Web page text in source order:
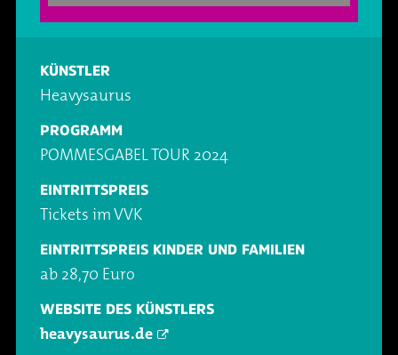
Party
Kafé Klinker
Barrierefreiheit
Kontakt
Downloads
Ansprechpartner
Buchungsanfrage
KÜNSTLER
Heavysaurus
PROGRAMM
POMMESGABEL TOUR 2024
EINTRITTSPREIS
Tickets im VVK
EINTRITTSPREIS KINDER UND FAMILIEN
ab 28,70 Euro
WEBSITE DES KÜNSTLERS
heavysaurus.de